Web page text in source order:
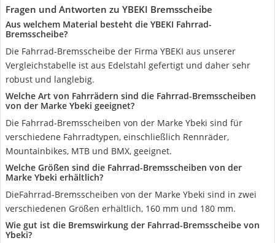
Fragen und Antworten zu YBEKI Bremsscheibe
Aus welchem Material besteht die YBEKI Fahrrad-
Bremsscheibe?
Die Fahrrad-Bremsscheibe der Firma YBEKI aus unserer
Vergleichstabelle ist aus Edelstahl gefertigt und daher sehr
robust und langlebig.
Welche Art von Fahrrädern sind die Fahrrad-Bremsscheiben
von der Marke Ybeki geeignet?
Die Fahrrad-Bremsscheiben von der Marke Ybeki sind für
verschiedene Fahrradtypen, einschließlich Rennräder,
Mountainbikes, MTB und BMX, geeignet.
Welche Größen sind die Fahrrad-Bremsscheiben von der
Marke Ybeki erhältlich?
DieFahrrad-Bremsscheiben von der Marke Ybeki sind in zwei
verschiedenen Größen erhältlich, 160 mm und 180 mm.
Wie gut ist die Bremswirkung der Fahrrad-Bremsscheibe von
Ybeki?